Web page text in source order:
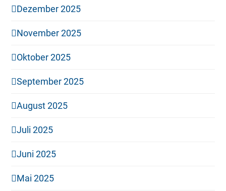
Dezember 2025
November 2025
Oktober 2025
September 2025
August 2025
Juli 2025
Juni 2025
Mai 2025